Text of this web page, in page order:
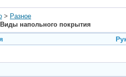
> Разное
Виды напольного покрытия